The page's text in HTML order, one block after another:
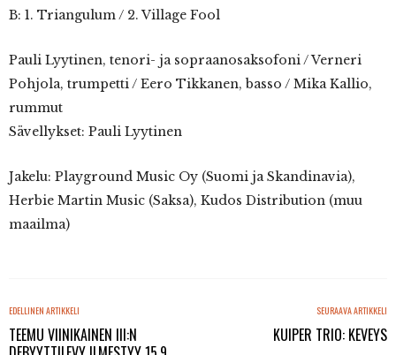
B: 1. Triangulum / 2. Village Fool
Pauli Lyytinen, tenori- ja sopraanosaksofoni / Verneri
Pohjola, trumpetti / Eero Tikkanen, basso / Mika Kallio,
rummut
Sävellykset: Pauli Lyytinen
Jakelu: Playground Music Oy (Suomi ja Skandinavia),
Herbie Martin Music (Saksa), Kudos Distribution (muu
maailma)
EDELLINEN ARTIKKELI
TEEMU VIINIKAINEN III:N
SEURAAVA ARTIKKELI
KUIPER TRIO: KEVEYS